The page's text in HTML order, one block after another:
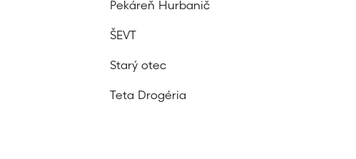
Pekáreň Hurbanič
ŠEVT
Starý otec
Teta Drogéria